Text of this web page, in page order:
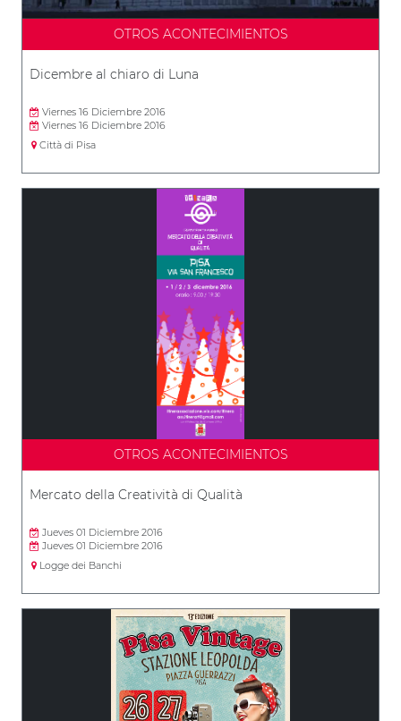
OTROS ACONTECIMIENTOS
Dicembre al chiaro di Luna
Viernes 16 Diciembre 2016
Viernes 16 Diciembre 2016
Città di Pisa
OTROS ACONTECIMIENTOS
Mercato della Creatività di Qualità
Jueves 01 Diciembre 2016
Jueves 01 Diciembre 2016
Logge dei Banchi